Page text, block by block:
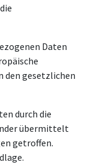
Daten
den gesetzlichen
durch die
übermittelt
getroffen.